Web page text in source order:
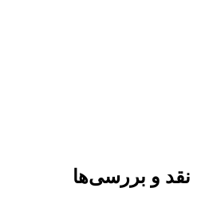
نقد و بررسی‌ها